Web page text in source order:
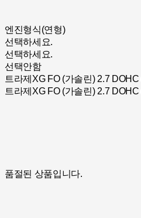
엔진형식(연형)
선택하세요.
선택하세요.
선택안함
트라제XG FO (가솔린) 2.7
트라제XG FO (가솔린) 2.7
품절된 상품입니다.